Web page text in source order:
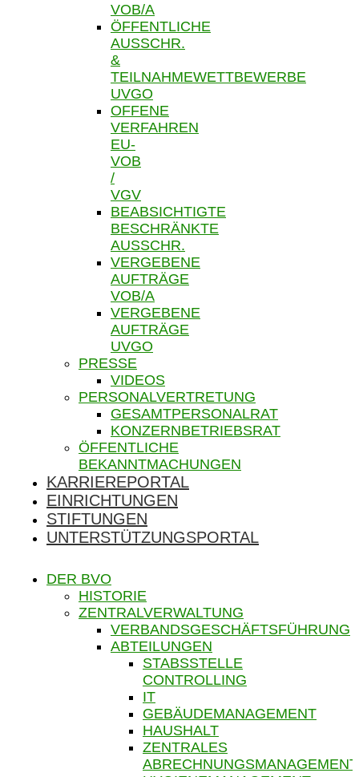
VOB/A
ÖFFENTLICHE
AUSSCHR.
&
TEILNAHMEWETTBEWERBE
UVGO
OFFENE
VERFAHREN
EU-
VOB
/
VGV
BEABSICHTIGTE
BESCHRÄNKTE
AUSSCHR.
VERGEBENE
AUFTRÄGE
VOB/A
VERGEBENE
AUFTRÄGE
UVGO
PRESSE
VIDEOS
PERSONALVERTRETUNG
GESAMTPERSONALRAT
KONZERNBETRIEBSRAT
ÖFFENTLICHE
BEKANNTMACHUNGEN
KARRIEREPORTAL
EINRICHTUNGEN
STIFTUNGEN
UNTERSTÜTZUNGSPORTAL
DER BVO
HISTORIE
ZENTRALVERWALTUNG
VERBANDSGESCHÄFTSFÜHRUNG
ABTEILUNGEN
STABSSTELLE
CONTROLLING
IT
GEBÄUDEMANAGEMENT
HAUSHALT
ZENTRALES
ABRECHNUNGSMANAGEMENT